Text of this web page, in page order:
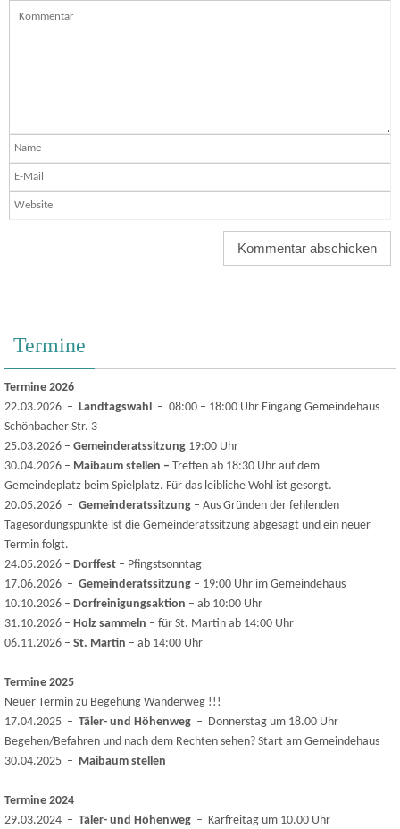
Termine
Termine 2026
22.03.2026 – Landtagswahl – 08:00 – 18:00 Uhr Eingang Gemeindehaus
Schönbacher Str. 3
25.03.2026 – Gemeinderatssitzung 19:00 Uhr
30.04.2026 – Maibaum stellen – Treffen ab 18:30 Uhr auf dem
Gemeindeplatz beim Spielplatz. Für das leibliche Wohl ist gesorgt.
20.05.2026 – Gemeinderatssitzung – Aus Gründen der fehlenden
Tagesordungspunkte ist die Gemeinderatssitzung abgesagt und ein neuer
Termin folgt.
24.05.2026 – Dorffest – Pfingstsonntag
17.06.2026 – Gemeinderatssitzung – 19:00 Uhr im Gemeindehaus
10.10.2026 – Dorfreinigungsaktion – ab 10:00 Uhr
31.10.2026 – Holz sammeln – für St. Martin ab 14:00 Uhr
06.11.2026 – St. Martin – ab 14:00 Uhr
Termine 2025
Neuer Termin zu Begehung Wanderweg !!!
17.04.2025 – Täler- und Höhenweg – Donnerstag um 18.00 Uhr
Begehen/Befahren und nach dem Rechten sehen? Start am Gemeindehaus
30.04.2025 – Maibaum stellen
Termine 2024
29.03.2024 – Täler- und Höhenweg – Karfreitag um 10.00 Uhr